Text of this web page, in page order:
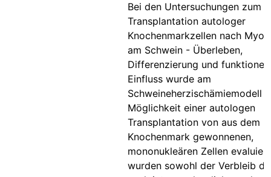
Bei den Untersuchungen zum
Transplantation autologer
Knochenmarkzellen nach
am Schwein - Überleben,
Differenzierung und
Einfluss wurde am
Schweineherzischämiemodell
Möglichkeit einer autologen
Transplantation von aus dem
Knochenmark gewonnenen,
mononukleären Zellen
wurden sowohl der Verbleib